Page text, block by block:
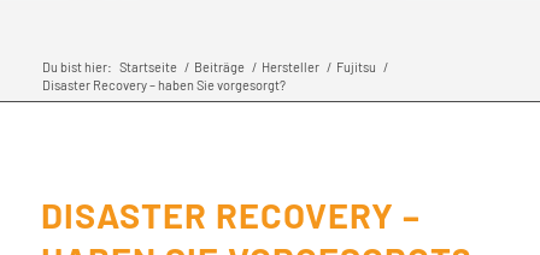
Du bist hier: Startseite / Beiträge / Hersteller / Fujitsu /
Disaster Recovery – haben Sie vorgesorgt?
DISASTER RECOVERY –